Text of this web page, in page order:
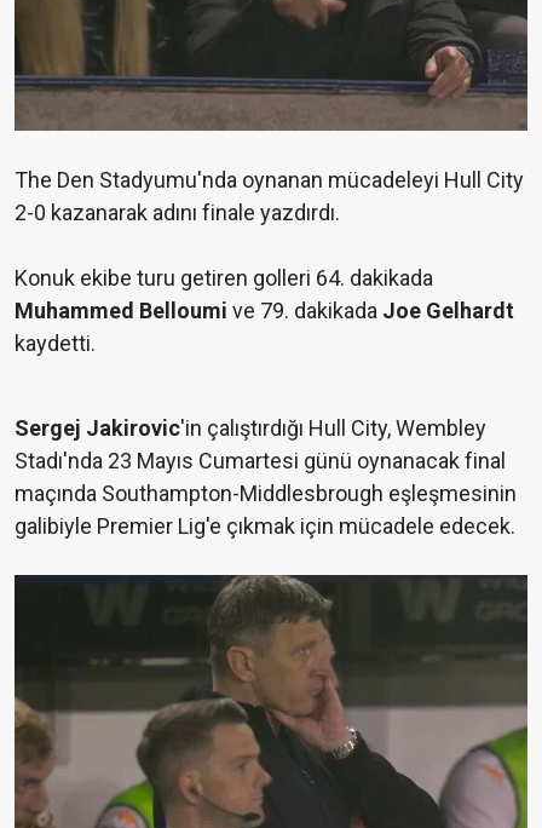
The Den Stadyumu'nda oynanan mücadeleyi Hull City
2-0 kazanarak adını finale yazdırdı.
Konuk ekibe turu getiren golleri 64. dakikada
Muhammed Belloumi ve 79. dakikada Joe Gelhardt
kaydetti.
Sergej Jakirovic'in çalıştırdığı Hull City, Wembley
Stadı'nda 23 Mayıs Cumartesi günü oynanacak final
maçında Southampton-Middlesbrough eşleşmesinin
galibiyle Premier Lig'e çıkmak için mücadele edecek.